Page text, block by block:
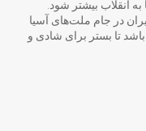
انقلاب بیشتر شود.
در جام ملت‌های آسیا
تا بستر برای شادی و